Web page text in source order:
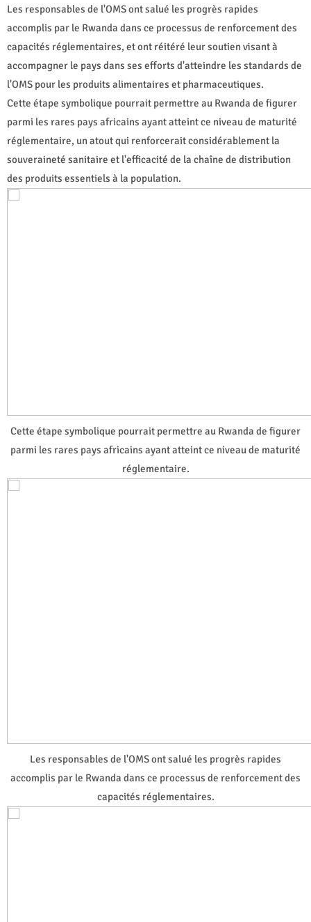
Les responsables de l'OMS ont salué les progrès rapides
accomplis par le Rwanda dans ce processus de renforcement des
capacités réglementaires, et ont réitéré leur soutien visant à
accompagner le pays dans ses efforts d'atteindre les standards de
l'OMS pour les produits alimentaires et pharmaceutiques.
Cette étape symbolique pourrait permettre au Rwanda de figurer
parmi les rares pays africains ayant atteint ce niveau de maturité
réglementaire, un atout qui renforcerait considérablement la
souveraineté sanitaire et l'efficacité de la chaîne de distribution
des produits essentiels à la population.
Cette étape symbolique pourrait permettre au Rwanda de figurer
parmi les rares pays africains ayant atteint ce niveau de maturité
réglementaire.
Les responsables de l'OMS ont salué les progrès rapides
accomplis par le Rwanda dans ce processus de renforcement des
capacités réglementaires.